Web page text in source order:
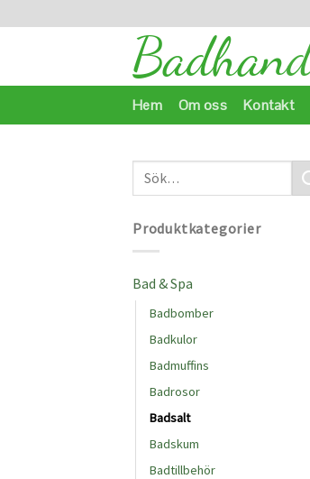
to
Hem Om oss Kontakt
Produktkategorier
Bad & Spa
Badbomber
Badkulor
Badmuffins
Badrosor
Badsalt
Badskum
Badtillbehör